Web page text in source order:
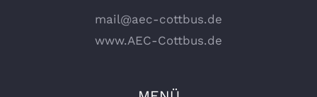
mail@aec-cottbus.de
www.AEC-Cottbus.de